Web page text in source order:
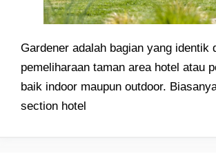
Gardener adalah bagian yang identik
pemeliharaan taman area hotel atau
baik indoor maupun outdoor.
section hotel